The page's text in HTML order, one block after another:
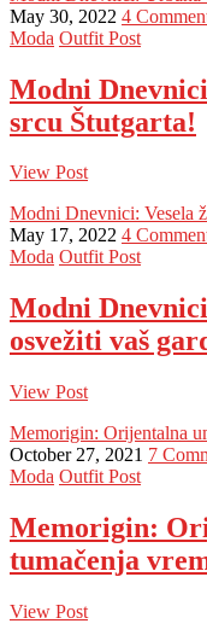
May 30, 2022 4
Moda Outfit Post
Modni
srcu Štutgarta!
View Post
Modni Dnevnici: Vesela
May 17, 2022 4
Moda Outfit Post
Modni
osvežiti vaš
View Post
Memorigin: Orijentalna
October 27, 2021 7
Moda Outfit Post
Memorigin:
tumačenja
View Post